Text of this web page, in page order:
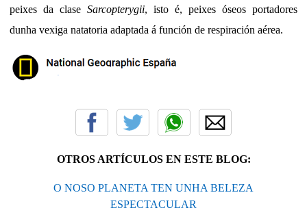
peixes da clase Sarcopterygii, isto é, peixes óseos portadores
dunha vexiga natatoria adaptada á función de respiración aérea.
OTROS ARTÍCULOS EN ESTE BLOG:
O NOSO PLANETA TEN UNHA BELEZA
ESPECTACULAR